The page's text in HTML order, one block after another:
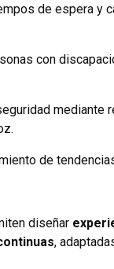
de espera y
con
mediante
de
diseñar
,